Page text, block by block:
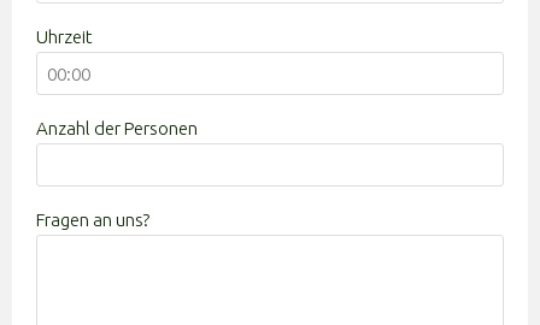
Uhrzeit
Anzahl der Personen
Fragen an uns?